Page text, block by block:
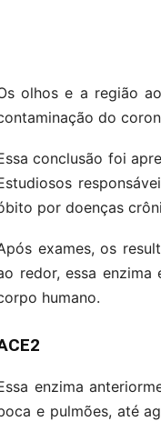
olhos e a região
do
conclusão foi
por doenças
exames, os
redor, essa
humano.
enzima
e pulmões, até